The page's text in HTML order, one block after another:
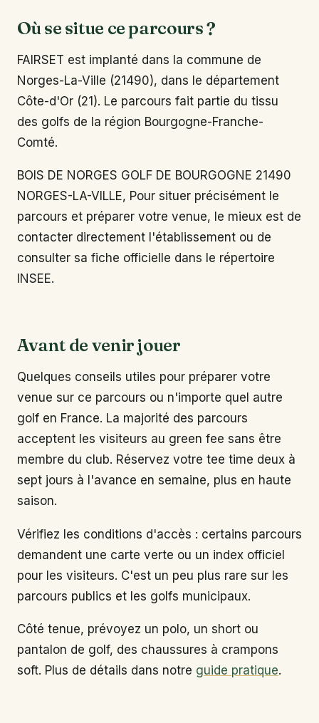
Où se situe ce parcours ?
FAIRSET est implanté dans la commune de
Norges-La-Ville (21490), dans le département
Côte-d'Or (21). Le parcours fait partie du tissu
des golfs de la région Bourgogne-Franche-
Comté.
BOIS DE NORGES GOLF DE BOURGOGNE 21490
NORGES-LA-VILLE, Pour situer précisément le
parcours et préparer votre venue, le mieux est de
contacter directement l'établissement ou de
consulter sa fiche officielle dans le répertoire
INSEE.
Avant de venir jouer
Quelques conseils utiles pour préparer votre
venue sur ce parcours ou n'importe quel autre
golf en France. La majorité des parcours
acceptent les visiteurs au green fee sans être
membre du club. Réservez votre tee time deux à
sept jours à l'avance en semaine, plus en haute
saison.
Vérifiez les conditions d'accès : certains parcours
demandent une carte verte ou un index officiel
pour les visiteurs. C'est un peu plus rare sur les
parcours publics et les golfs municipaux.
Côté tenue, prévoyez un polo, un short ou
pantalon de golf, des chaussures à crampons
soft. Plus de détails dans notre guide pratique.